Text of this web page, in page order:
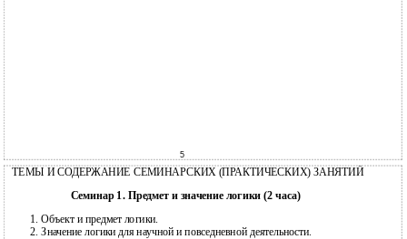
5
ТЕМЫ И СОДЕРЖАНИЕ СЕМИНАРСКИХ (ПРАКТИЧЕСКИХ) ЗАНЯТИЙ
Семинар 1. Предмет и значение логики (2 часа)
1. Объект и предмет логики.
2. Значение логики для научной и повседневной деятельности.